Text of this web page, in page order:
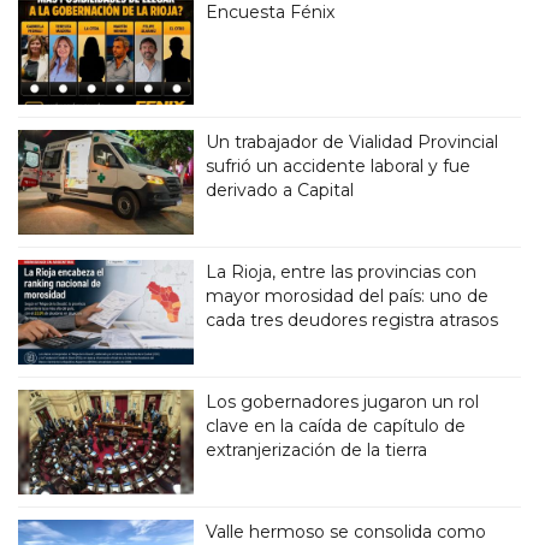
Encuesta Fénix
Un trabajador de Vialidad Provincial
sufrió un accidente laboral y fue
derivado a Capital
La Rioja, entre las provincias con
mayor morosidad del país: uno de
cada tres deudores registra atrasos
Los gobernadores jugaron un rol
clave en la caída de capítulo de
extranjerización de la tierra
Valle hermoso se consolida como